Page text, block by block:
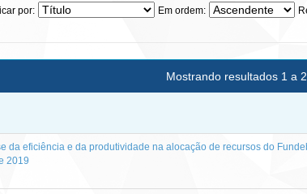
por: Em ordem:
Mostrando resultados 1 a
da eficiência e da produtividade na alocação de recursos do
2019